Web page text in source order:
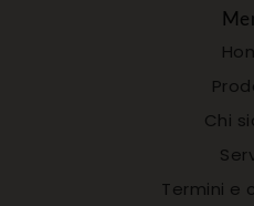
Chi
Termini e